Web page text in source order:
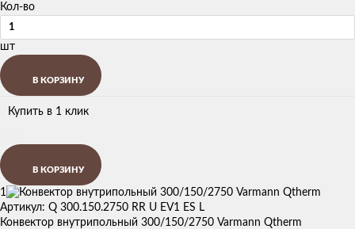
Кол-во
шт
В КОРЗИНУ
Купить в 1 клик
В КОРЗИНУ
1
Артикул: Q 300.150.2750 RR U EV1 ES L
Конвектор внутрипольный 300/150/2750 Varmann Qtherm